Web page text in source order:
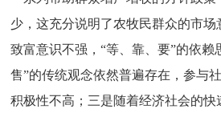
少，这充分说明了农牧民群众的市
致富意识不强，“等、靠、要”的依赖
售”的传统观念依然普遍存在，参与
积极性不高；三是随着经济社会的快